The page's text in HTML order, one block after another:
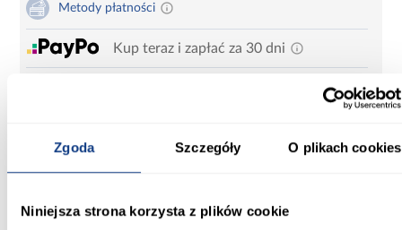
Zgoda Szczegóły O plikach cookies
Niniejsza strona korzysta z plików cookie
Metody płatności
Kup teraz i zapłać za 30 dni
Drukuj